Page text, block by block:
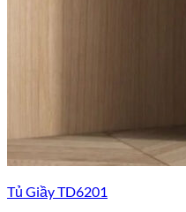
Tủ Giầy TD6201